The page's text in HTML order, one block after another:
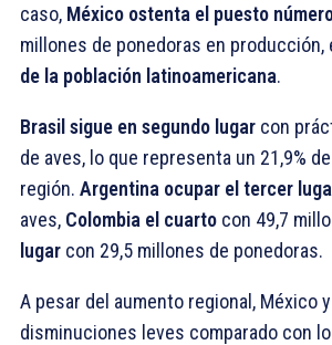
caso, México ostenta el puesto
millones de ponedoras en producción,
de la población latinoamericana.
Brasil sigue en segundo lugar con
de aves, lo que representa un 21,9%
región. Argentina ocupar el tercer luga
aves, Colombia el cuarto con 49,7
lugar con 29,5 millones de ponedoras.
A pesar del aumento regional, México
disminuciones leves comparado con